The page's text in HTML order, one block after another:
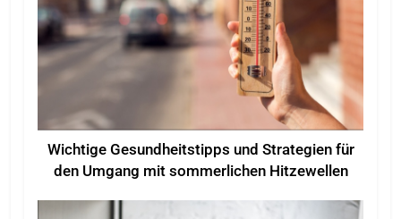
Wichtige Gesundheitstipps und Strategien für
den Umgang mit sommerlichen Hitzewellen